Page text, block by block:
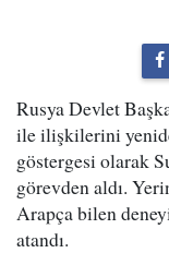
Rusya Devlet
ile ilişkilerini
göstergesi olarak
görevden aldı.
Arapça bilen
atandı.